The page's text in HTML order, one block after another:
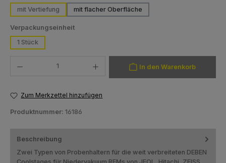
mit Vertiefung
mit flacher Oberfläche
Verpackungseinheitauswählen
1 Stück
In den Warenkorb
Zum Merkzettel hinzufügen
Produktnummer: 16186
Beschreibung
Zwei Typen von Probenhaltern für die weit verbreiteten DEBEN